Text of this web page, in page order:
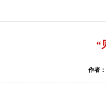
“
作者